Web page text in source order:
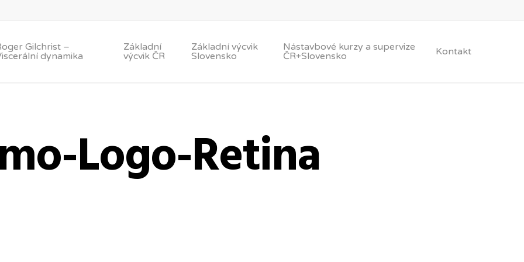
Gilchrist –
dynamika
Základní
výcvik ČR
Základní výcvik
Slovensko
Nástavbové kurzy a supervize
ČR+Slovensko
Kontakt
Logo-Retina